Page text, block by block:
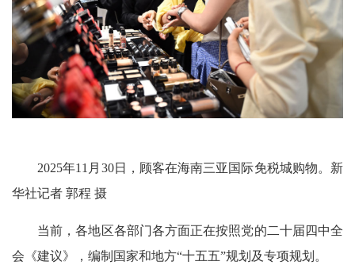
2025年11月30日，顾客在海南三亚国际免税城购物。新
华社记者 郭程 摄
当前，各地区各部门各方面正在按照党的二十届四中全
会《建议》，编制国家和地方“十五五”规划及专项规划。